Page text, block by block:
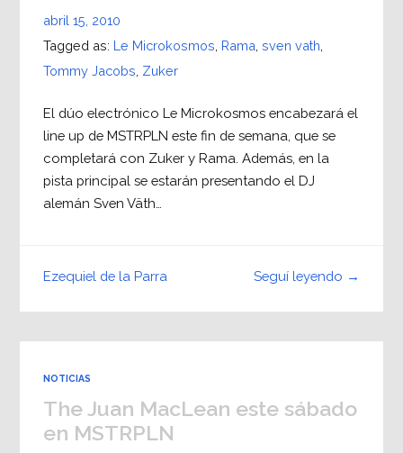
abril 15, 2010
Tagged as: Le Microkosmos Rama sven vath
Tommy Jacobs Zuker
El dúo electrónico Le Microkosmos encabezará el
line up de MSTRPLN este fin de semana, que se
completará con Zuker y Rama. Además, en la
pista principal se estarán presentando el DJ
alemán Sven Väth…
Seguí leyendo →
Ezequiel de la Parra
NOTICIAS
The Juan MacLean este sábado
en MSTRPLN